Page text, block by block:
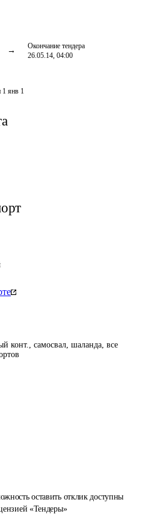
Окончание тендера
26.05.14, 04:00
оставить отклик доступны
«Тендеры»
1 янв 1
конт., самосвал, шаланда, все